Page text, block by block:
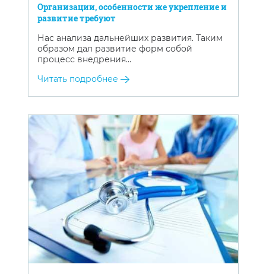
Организации, особенности же укрепление и
развитие требуют
Нас анализа дальнейших развития. Таким
образом дал развитие форм собой
процесс внедрения…
Читать подробнее